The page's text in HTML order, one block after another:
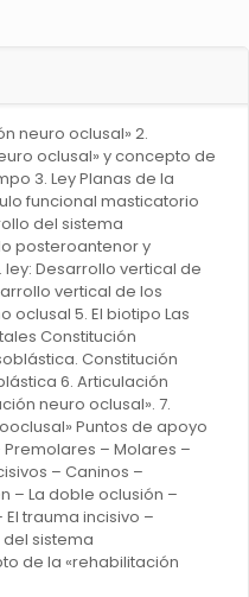
neuro oclusal» 2.
oclusal» y concepto de
3. Ley Planas de la
funcional masticatorio
del sistema
posteroantenor y
Desarrollo vertical de
vertical de los
oclusal 5. El biotipo Las
Constitución
Constitución
6. Articulación
neuro oclusal». 7.
Puntos de apoyo
– Molares –
– Caninos –
– La doble oclusión –
trauma incisivo –
del sistema
de la «rehabilitación